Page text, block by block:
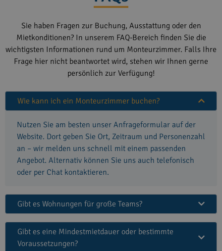
Sie haben Fragen zur Buchung, Ausstattung oder den
Mietkonditionen? In unserem FAQ-Bereich finden Sie die
wichtigsten Informationen rund um Monteurzimmer. Falls Ihre
Frage hier nicht beantwortet wird, stehen wir Ihnen gerne
persönlich zur Verfügung!
Wie kann ich ein Monteurzimmer buchen?
Nutzen Sie am besten unser Anfrageformular auf der
Website. Dort geben Sie Ort, Zeitraum und Personenzahl
an – wir melden uns schnell mit einem passenden
Angebot. Alternativ können Sie uns auch telefonisch
oder per Chat kontaktieren.
Gibt es Wohnungen für große Teams?
Gibt es eine Mindestmietdauer oder bestimmte
Voraussetzungen?